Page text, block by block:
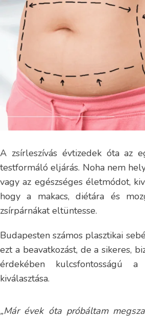
A zsírleszívás évtizedek óta az
testformáló eljárás. Noha nem
vagy az egészséges életmódot,
hogy a makacs, diétára és
zsírpárnákat eltüntesse.
Budapesten számos plasztikai
ezt a beavatkozást, de a sikeres,
érdekében kulcsfontosságú
kiválasztása.
„Már évek óta próbáltam